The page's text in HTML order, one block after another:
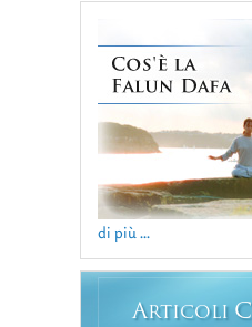
di più ...
ARTICOLI C